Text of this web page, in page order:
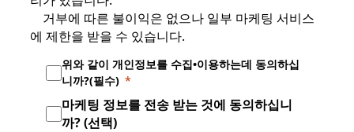
거부에 따른 불이익은 없으나 일부 마케팅 서비스
에 제한을 받을 수 있습니다.
위와 같이 개인정보를 수집•이용하는데 동의하십
니까?(필수)
마케팅 정보를 전송 받는 것에 동의하십니
까? (선택)